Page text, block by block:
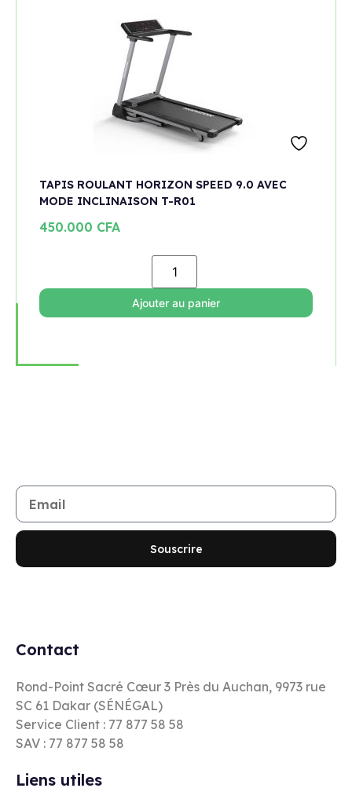
TAPIS ROULANT HORIZON SPEED 9.0 AVEC
MODE INCLINAISON T-R01
450.000 CFA
Ajouter au panier
Souscrire
Contact
Rond-Point Sacré Cœur 3 Près du Auchan, 9973 rue
SC 61 Dakar (SÉNÉGAL)
Service Client : 77 877 58 58
SAV : 77 877 58 58
Liens utiles